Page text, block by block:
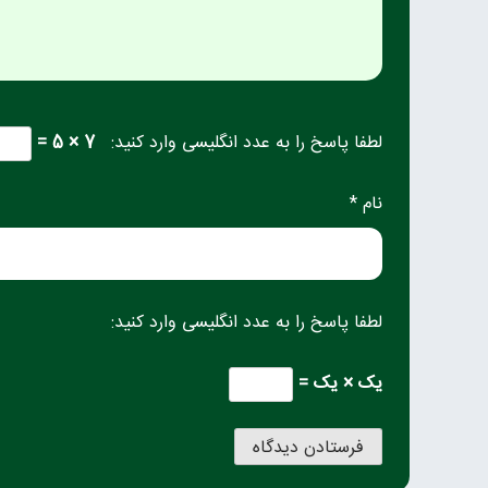
لطفا پاسخ را به عدد انگلیسی وارد کنید: 7 × 5 =
نام *
لطفا پاسخ را به عدد انگلیسی وارد کنید:
یک × یک =